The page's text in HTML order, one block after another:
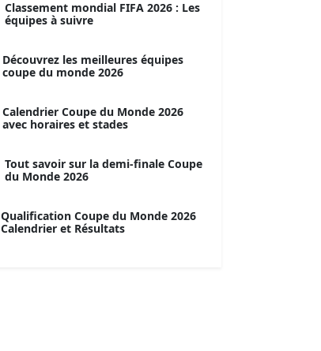
Classement mondial FIFA 2026 : Les
équipes à suivre
Découvrez les meilleures équipes
coupe du monde 2026
Calendrier Coupe du Monde 2026
avec horaires et stades
Tout savoir sur la demi-finale Coupe
du Monde 2026
Qualification Coupe du Monde 2026
Calendrier et Résultats